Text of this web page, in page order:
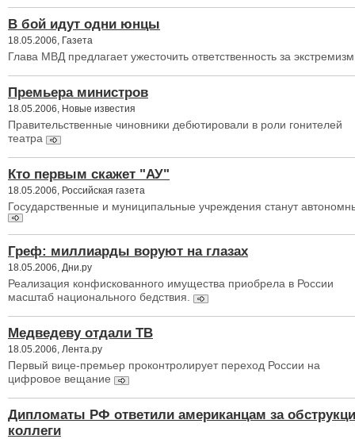
В бой идут одни юнцы
18.05.2006, Газета
Глава МВД предлагает ужесточить ответственность за экстремизм
Премьера министров
18.05.2006, Новые известия
Правительственные чиновники дебютировали в роли гонителей
театра
Кто первым скажет "АУ"
18.05.2006, Российская газета
Государственные и муниципальные учреждения станут
Греф: миллиарды воруют на глазах
18.05.2006, Дни.ру
Реализация конфискованного имущества приобрела в России
масштаб национального бедствия.
Медведеву отдали ТВ
18.05.2006, Лента.ру
Первый вице-премьер проконтролирует переход России на
цифровое вещание
Дипломаты РФ ответили американцам за
коллеги